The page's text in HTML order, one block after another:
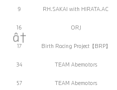
9 RH.SAKAI with HIRATA.AC
16 ORJ
17 Birth Racing Project【BRP】
34 TEAM Abemotors
57 TEAM Abemotors